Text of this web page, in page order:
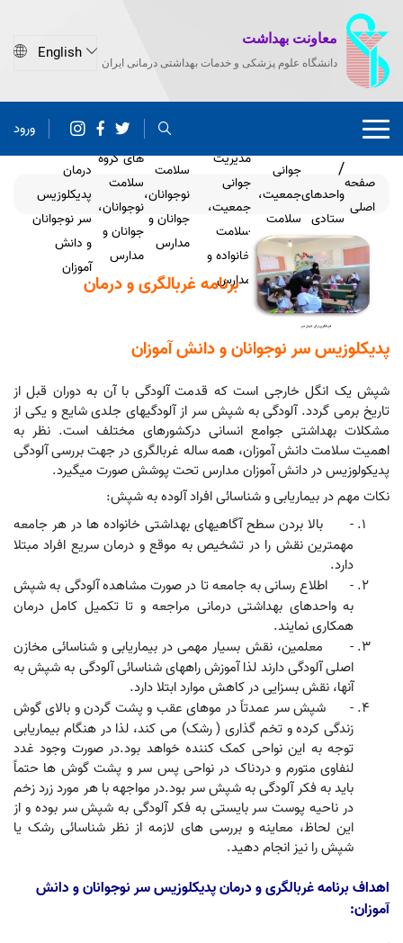
معاونت بهداشت
دانشگاه علوم پزشکی و خدمات بهداشتی درمانی ایران
ورود
صفحه
اصلی
واحدهای
ستادی
جوانی
جمعیت،
سلامت
خانواده و
مدارس
مدیریت
جوانی
جمعیت،
سلامت
خانواده و
مدارس
سلامت
نوجوانان،
جوانان و
مدارس
برنامه
های گروه
سلامت
نوجوانان،
جوانان و
مدارس
برنامه
درمان
پدیکلوزیس
سر نوجوانان
و دانش
آموزان
برنامه غربالگری و درمان
پدیکلوزیس سر نوجوانان و دانش آموزان
شپش یک انگل خارجی است که قدمت آلودگی با آن به دوران قبل از
تاریخ برمی گردد. آلودگی به شپش سر از آلودگیهای جلدی شایع و یکی از
مشکلات بهداشتی جوامع انسانی درکشورهای مختلف است. نظر به
اهمیت سلامت دانش آموزان، همه ساله غربالگری در جهت بررسی آلودگی
پدیکولوزیس در دانش آموزان مدارس تحت پوشش صورت میگیرد.
نکات مهم در بیماریابی و شناسائی افراد آلوده به شپش:
-
بالا بردن سطح آگاهیهای بهداشتی خانواده ها در هر جامعه
مهمترین نقش را در تشخیص به موقع و درمان سریع افراد مبتلا
دارد.
-
اطلاع رسانی به جامعه تا در صورت مشاهده آلودگی به شپش
به واحدهای بهداشتی درمانی مراجعه و تا تکمیل کامل درمان
همکاری نمایند.
-
معلمین، نقش بسیار مهمی در بیماریابی و شناسائی مخازن
اصلی آلودگی دارند لذا آموزش راههای شناسائی آلودگی به شپش به
آنها، نقش بسزایی در کاهش موارد ابتلا دارد.
-
شپش سر عمدتاً در موهای عقب و پشت گردن و بالای گوش
زندگی کرده و تخم گذاری ( رشک) می کند، لذا در هنگام بیماریابی
توجه به این نواحی کمک کننده خواهد بود.در صورت وجود غدد
لنفاوی متورم و دردناک در نواحی پس سر و پشت گوش ها حتماً
باید به فکر آلودگی به شپش سر بود.در مواجهه با هر مورد زرد زخم
در ناحیه پوست سر بایستی به فکر آلودگی به شپش سر بوده و از
این لحاظ،‌ معاینه و بررسی های لازمه از نظر شناسائی رشک یا
شپش را نیز انجام دهید.
اهداف برنامه غربالگری و درمان پدیکلوزیس سر نوجوانان و دانش
آموزان: